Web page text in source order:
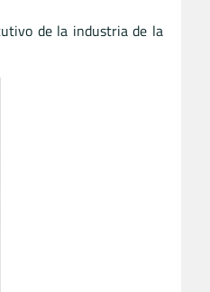
de la industria de la